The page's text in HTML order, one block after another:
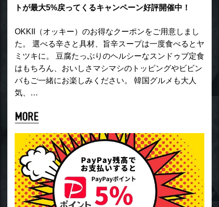
トが最大5%戻ってくるキャンペーン好評開催中！
OKKII（オッキー）のお得なクーポンをご用意しまし
た。 選べる辛さと具材、旨辛スープは一度食べるとヤ
ミツキに。 豆腐たっぷりのヘルシーなスンドゥブ定食
はもちろん、おいしさマシマシのトッピングやビビン
バもご一緒にお楽しみください。 韓国グルメも大人
気、…